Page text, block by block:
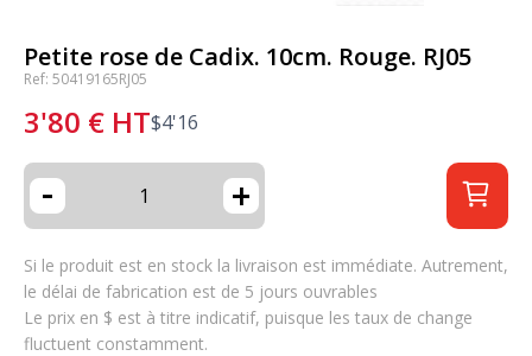
Petite rose de Cadix. 10cm. Rouge. RJ05
Ref: 50419165RJ05
3'80 € HT$4'16
- +
Si le produit est en stock la livraison est immédiate. Autrement,
le délai de fabrication est de 5 jours ouvrables
Le prix en $ est à titre indicatif, puisque les taux de change
fluctuent constamment.